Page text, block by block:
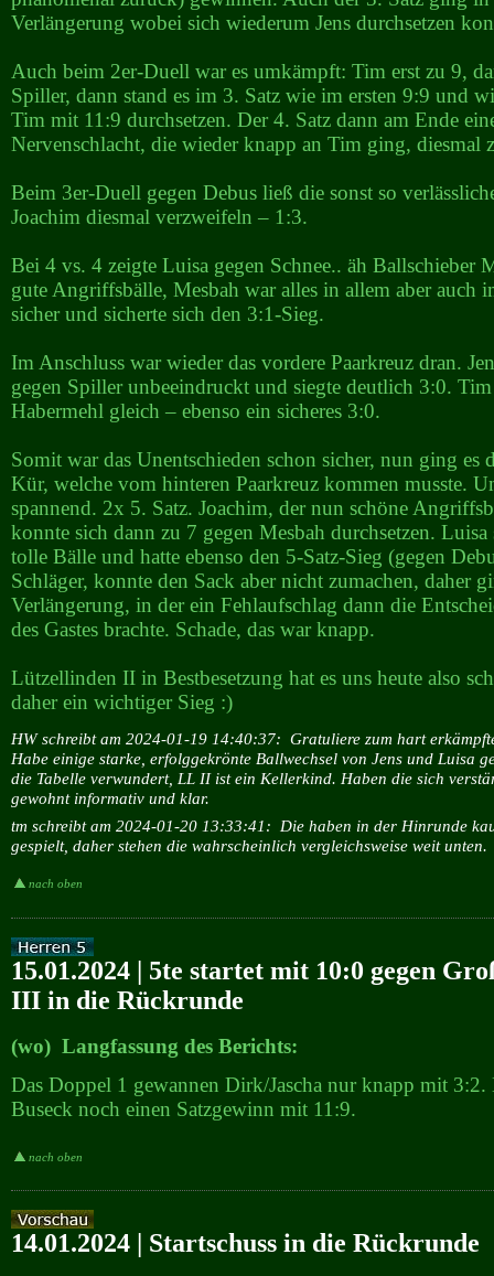
Verlängerung wobei sich wiederum Jens durchsetzen
Auch beim 2er-Duell war es umkämpft: Tim erst zu 9,
Spiller, dann stand es im 3. Satz wie im ersten 9:9 und
Tim mit 11:9 durchsetzen. Der 4. Satz dann am Ende
Nervenschlacht, die wieder knapp an Tim ging, diesmal
Beim 3er-Duell gegen Debus ließ die sonst so
Joachim diesmal verzweifeln – 1:3.
Bei 4 vs. 4 zeigte Luisa gegen Schnee.. äh Ballschieber
gute Angriffsbälle, Mesbah war alles in allem aber auch
sicher und sicherte sich den 3:1-Sieg.
Im Anschluss war wieder das vordere Paarkreuz dran.
gegen Spiller unbeeindruckt und siegte deutlich 3:0.
Habermehl gleich – ebenso ein sicheres 3:0.
Somit war das Unentschieden schon sicher, nun ging es
Kür, welche vom hinteren Paarkreuz kommen musste.
spannend. 2x 5. Satz. Joachim, der nun schöne
konnte sich dann zu 7 gegen Mesbah durchsetzen. Luisa
tolle Bälle und hatte ebenso den 5-Satz-Sieg (gegen
Schläger, konnte den Sack aber nicht zumachen, daher
Verlängerung, in der ein Fehlaufschlag dann die
des Gastes brachte. Schade, das war knapp.
Lützellinden II in Bestbesetzung hat es uns heute also
daher ein wichtiger Sieg :)
HW schreibt am 2024-01-19 14:40:37: Gratuliere zum hart
Habe einige starke, erfolggekrönte Ballwechsel von Jens und Luisa
die Tabelle verwundert, LL II ist ein Kellerkind. Haben die sich
gewohnt informativ und klar.
tm schreibt am 2024-01-20 13:33:41: Die haben in der Hinrunde
gespielt, daher stehen die wahrscheinlich vergleichsweise weit unten.
nach oben
15.01.2024 | 5te startet mit 10:0 gegen
III in die Rückrunde
(wo) Langfassung des Berichts:
Das Doppel 1 gewannen Dirk/Jascha nur knapp mit 3:2.
Buseck noch einen Satzgewinn mit 11:9.
nach oben
14.01.2024 | Startschuss in die Rückrunde